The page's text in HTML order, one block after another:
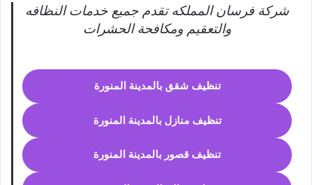
شركة فرسان المملكه تقدم جميع خدمات النظافه
والتعقيم ومكافحة الحشرات
تنظيف شقق بالمدينة المنورة
تنظيف منازل بالمدينة المنورة
تنظيف قصور بالمدينة المنورة